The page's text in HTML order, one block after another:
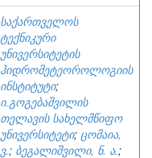
საქართველოს
ტექნიკური
უნივერსიტეტის
ჰიდრომეტეოროლოგიის
ინსტიტუტი;
ი.გოგებაშვილის
თელავის სახელმწიფო
უნივერსიტეტი; ცომაია,
ვ.; ბეგალიშვილი, ნ. ა.;